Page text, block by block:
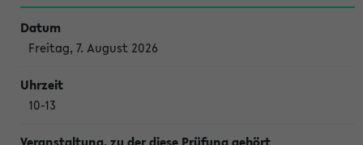
Freitag, 7. August 2026
10-13